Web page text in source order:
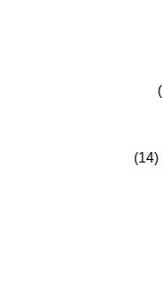
(14)